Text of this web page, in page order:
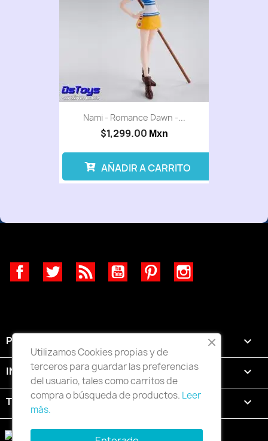
Nami - Romance Dawn -...
$1,299.00 Mxn
AÑADIR A CARRITO
FacebookTwitter Rss YouTube Pinterest
PRODUCTOS 
INFORMACIÓN 
TU CUENTA 
Utilizamos Cookies propias y de
terceros para guardar las preferencias
del usuario, tales como carritos de
compra o búsqueda de productos. Leer
más.